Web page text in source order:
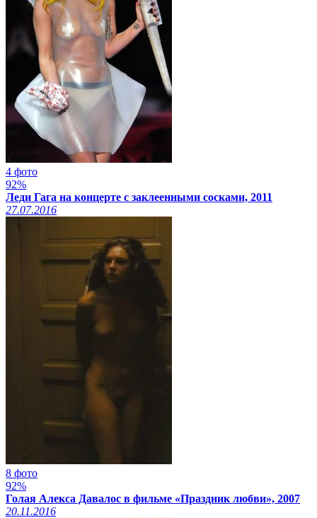
4 фото
92%
Леди Гага на концерте с заклеенными сосками, 2011
27.07.2016
8 фото
92%
Голая Алекса Давалос в фильме «Праздник любви», 2007
20.11.2016